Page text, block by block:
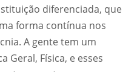
diferenciada, que
forma contínua nos
A gente tem um
Geral, Física, e esses